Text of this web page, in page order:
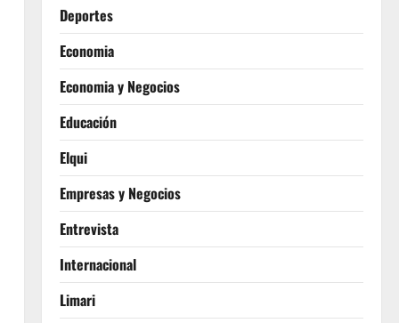
Deportes
Economia
Economia y Negocios
Educación
Elqui
Empresas y Negocios
Entrevista
Internacional
Limari